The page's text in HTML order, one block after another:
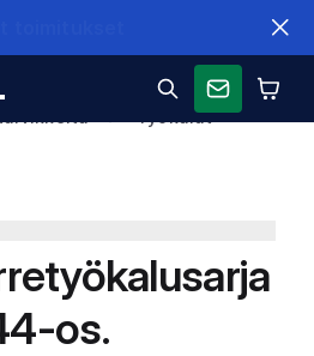
Työkalut
os.